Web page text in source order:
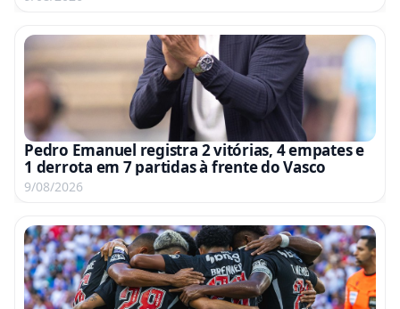
Pedro Emanuel registra 2 vitórias, 4 empates e
1 derrota em 7 partidas à frente do Vasco
9/08/2026